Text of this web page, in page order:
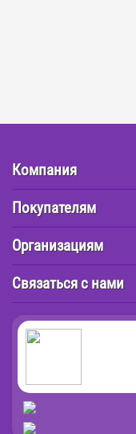
Компания
Покупателям
Организациям
Связаться с нами